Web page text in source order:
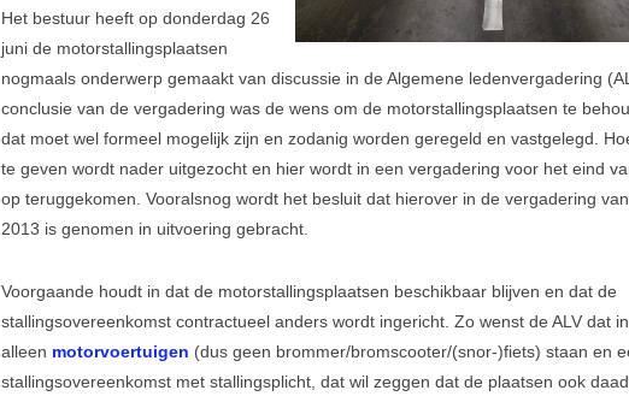
Het bestuur heeft op donderdag 26
juni de motorstallingsplaatsen
nogmaals onderwerp gemaakt van discussie in de Algemene ledenvergadering
conclusie van de vergadering was de wens om de motorstallingsplaatsen te
dat moet wel formeel mogelijk zijn en zodanig worden geregeld en vastgelegd.
te geven wordt nader uitgezocht en hier wordt in een vergadering voor het eind
op teruggekomen. Vooralsnog wordt het besluit dat hierover in de vergadering
2013 is genomen in uitvoering gebracht.
Voorgaande houdt in dat de motorstallingsplaatsen beschikbaar blijven en dat de
stallingsovereenkomst contractueel anders wordt ingericht. Zo wenst de ALV dat
alleen motorvoertuigen (dus geen brommer/bromscooter/(snor-)fiets) staan en
stallingsovereenkomst met stallingsplicht, dat wil zeggen dat de plaatsen ook